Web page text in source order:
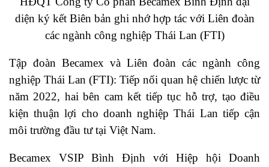
diện ký kết Biên bản ghi nhớ hợp tác với Liên đoàn
các ngành công nghiệp Thái Lan (FTI)
Tập đoàn Becamex và Liên đoàn các ngành công
nghiệp Thái Lan (FTI): Tiếp nối quan hệ chiến lược từ
năm 2022, hai bên cam kết tiếp tục hỗ trợ, tạo điều
kiện thuận lợi cho doanh nghiệp Thái Lan tiếp cận
môi trường đầu tư tại Việt Nam.
Becamex VSIP Bình Định với Hiệp hội Doanh